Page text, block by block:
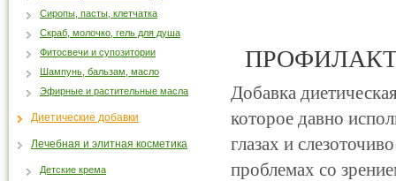
Добавка
которое давно
глазах и
проблемах со
Сиропы, пасты, клетчатка
Скраб, молочко, гель для душа
Фитосвечи и супозитории
Шампунь, бальзам, масло
Эфирные и растительные масла
Диетические добавки
Лечебная и элитная косметика
Детские крема